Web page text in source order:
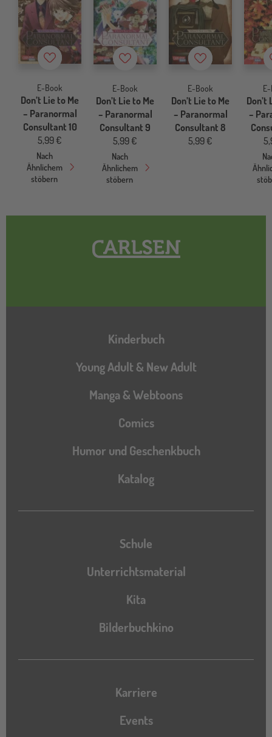
Merkzettel
E-Book
Don’t Lie to Me
– Paranormal
Consultant 10
5,99 €
Nach
Ähnlichem
stöbern
Merkzettel
E-Book
Don’t Lie to Me
– Paranormal
Consultant 9
5,99 €
Nach
Ähnlichem
stöbern
Merkzettel
E-Book
Don’t Lie to Me
– Paranormal
Consultant 8
5,99 €
Don’t
–
Hauptnavigation
Kinderbuch
Young Adult & New Adult
Manga & Webtoons
Comics
Humor und Geschenkbuch
Katalog
Katalog
Schule
Unterrichtsmaterial
Kita
Bilderbuchkino
Karriere
Events